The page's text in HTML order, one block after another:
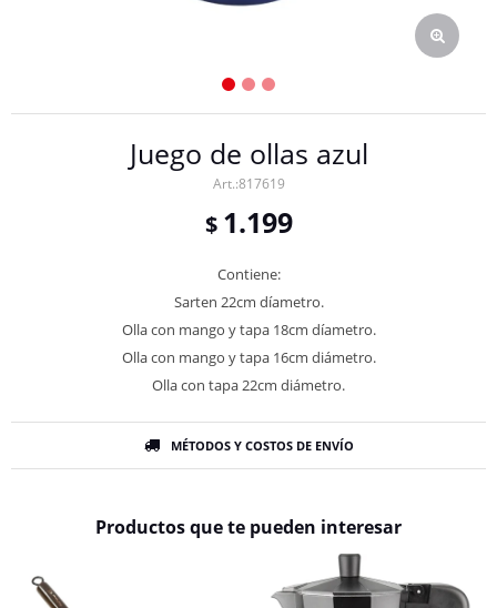
Juego de ollas azul
817619
$ 1.199
Contiene:
Sarten 22cm díametro.
Olla con mango y tapa 18cm díametro.
Olla con mango y tapa 16cm diámetro.
Olla con tapa 22cm diámetro.
MÉTODOS Y COSTOS DE ENVÍO
Productos que te pueden interesar